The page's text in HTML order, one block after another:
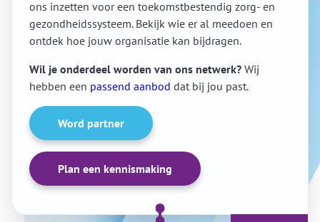
ons inzetten voor een toekomstbestendig zorg- en
gezondheidssysteem. Bekijk wie er al meedoen en
ontdek hoe jouw organisatie kan bijdragen.
Wil je onderdeel worden van ons netwerk? Wij
hebben een passend aanbod dat bij jou past.
Word partner
Plan een kennismaking